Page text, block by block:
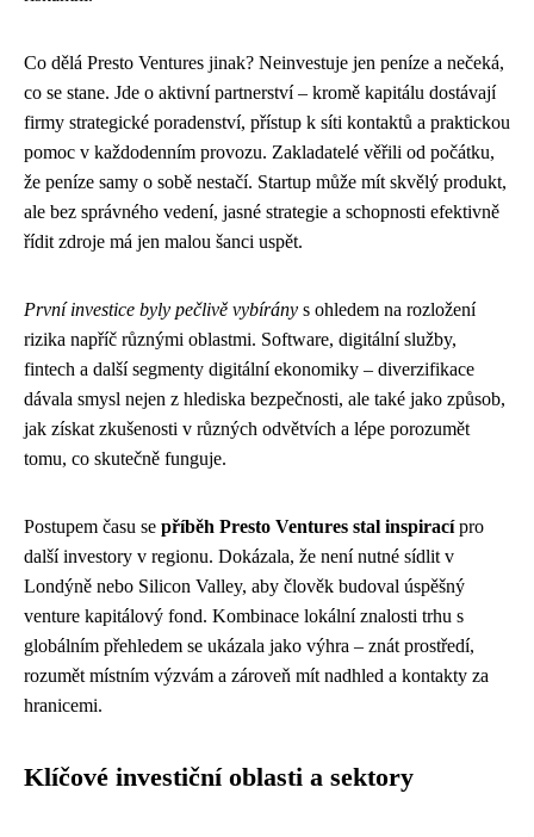
Co dělá Presto Ventures jinak? Neinvestuje jen peníze a nečeká,
co se stane. Jde o aktivní partnerství – kromě kapitálu dostávají
firmy strategické poradenství, přístup k síti kontaktů a praktickou
pomoc v každodenním provozu. Zakladatelé věřili od počátku,
že peníze samy o sobě nestačí. Startup může mít skvělý produkt,
ale bez správného vedení, jasné strategie a schopnosti efektivně
řídit zdroje má jen malou šanci uspět.
První investice byly pečlivě vybírány s ohledem na rozložení
rizika napříč různými oblastmi. Software, digitální služby,
fintech a další segmenty digitální ekonomiky – diverzifikace
dávala smysl nejen z hlediska bezpečnosti, ale také jako způsob,
jak získat zkušenosti v různých odvětvích a lépe porozumět
tomu, co skutečně funguje.
Postupem času se příběh Presto Ventures stal inspiracípro
další investory v regionu. Dokázala, že není nutné sídlit v
Londýně nebo Silicon Valley, aby člověk budoval úspěšný
venture kapitálový fond. Kombinace lokální znalosti trhu s
globálním přehledem se ukázala jako výhra – znát prostředí,
rozumět místním výzvám a zároveň mít nadhled a kontakty za
hranicemi.
Klíčové investiční oblasti a sektory